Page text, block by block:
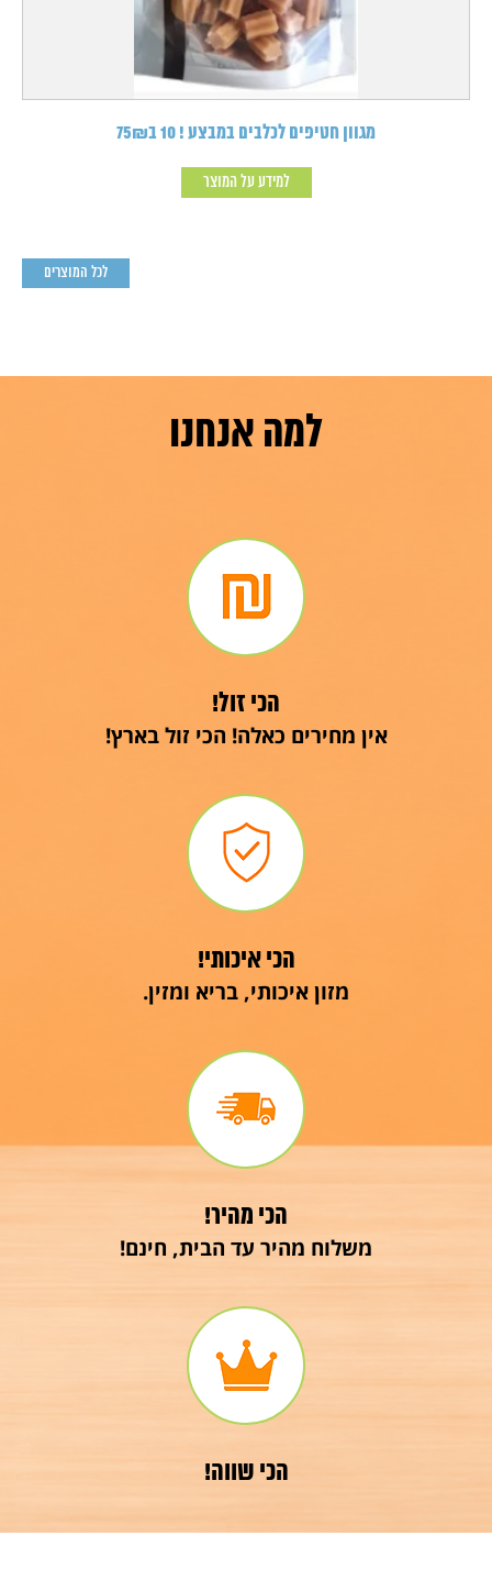
מגוון חטיפים לכלבים במבצע ! 10 ב75₪
למידע על המוצר
לכל המוצרים
למה אנחנו
הכי זול!
אין מחירים כאלה! הכי זול בארץ!
הכי איכותי!
מזון איכותי, בריא ומזין.
הכי מהיר!
משלוח מהיר עד הבית, חינם!
הכי שווה!